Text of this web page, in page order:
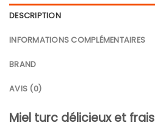
DESCRIPTION
INFORMATIONS COMPLÉMENTAIRES
BRAND
AVIS (0)
Miel turc délicieux et frais